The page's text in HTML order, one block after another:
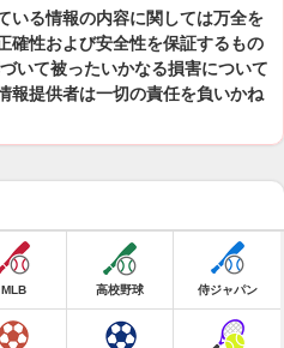
いる情報の内容に関しては万全を
確性および安全性を保証するもの
いて被ったいかなる損害について
報提供者は一切の責任を負いかね
MLB 高校野球 侍ジャパン